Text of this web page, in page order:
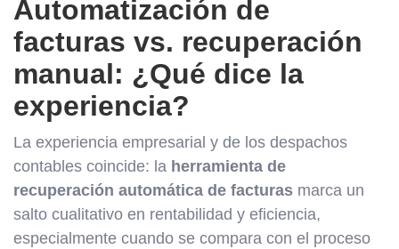
Automatización de
facturas vs. recuperación
manual: ¿Qué dice la
experiencia?
La experiencia empresarial y de los despachos
contables coincide: la herramienta de
recuperación automática de facturas marca un
salto cualitativo en rentabilidad y eficiencia,
especialmente cuando se compara con el proceso